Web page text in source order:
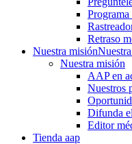
Programa
Retraso
Nuestra misión
Nuestra misión
AAP en
Nuestros
Difunda
Editor
Tienda aap